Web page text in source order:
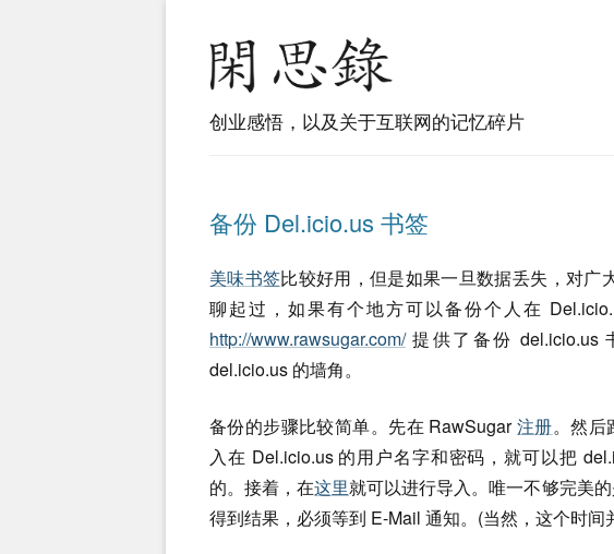
创业感悟，以及关于互联网的记忆碎片
备份 Del.icio.us 书签
美味书签比较好用，但是如果一旦数据丢失，对广
聊起过，如果有个地方可以备份个人在
http://www.rawsugar.com/提供了备份 del.icio.us
del.icio.us 的墙角。
备份的步骤比较简单。先在 RawSugar注册。然后
入在 Del.icio.us 的用户名字和密码，就可以把
的。接着，在这里就可以进行导入。唯一不够完美
得到结果，必须等到 E-Mail 通知。(当然，这个时间